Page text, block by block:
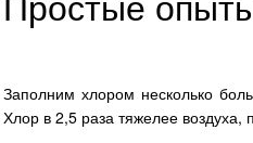
Заполним хлором несколько
Хлор в 2,5 раза тяжелее воздуха,